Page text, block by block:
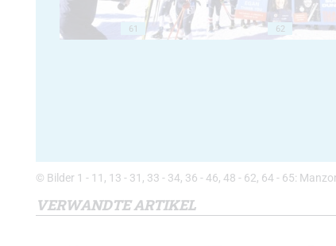
61 62
© Bilder 1 - 11, 13 - 31, 33 - 34, 36 - 46, 48 - 62, 64 - 65:
VERWANDTE ARTIKEL